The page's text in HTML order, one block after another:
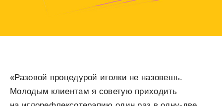
«Разовой процедурой иголки не назовешь.
Молодым клиентам я советую приходить